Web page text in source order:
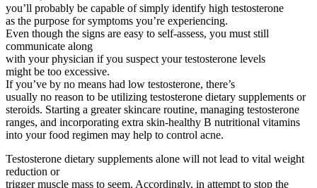
you’ll probably be capable of simply identify high testosterone
as the purpose for symptoms you’re experiencing.
Even though the signs are easy to self-assess, you must still
communicate along
with your physician if you suspect your testosterone levels
might be too excessive.
If you’ve by no means had low testosterone, there’s
usually no reason to be utilizing testosterone dietary supplements or
steroids. Starting a greater skincare routine, managing testosterone
ranges, and incorporating extra skin-healthy B nutritional vitamins
into your food regimen may help to control acne.
Testosterone dietary supplements alone will not lead to vital weight
reduction or
trigger muscle mass to seem. Accordingly, in attempt to stop the